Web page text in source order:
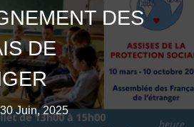
DES
DE
30 Juin, 2025